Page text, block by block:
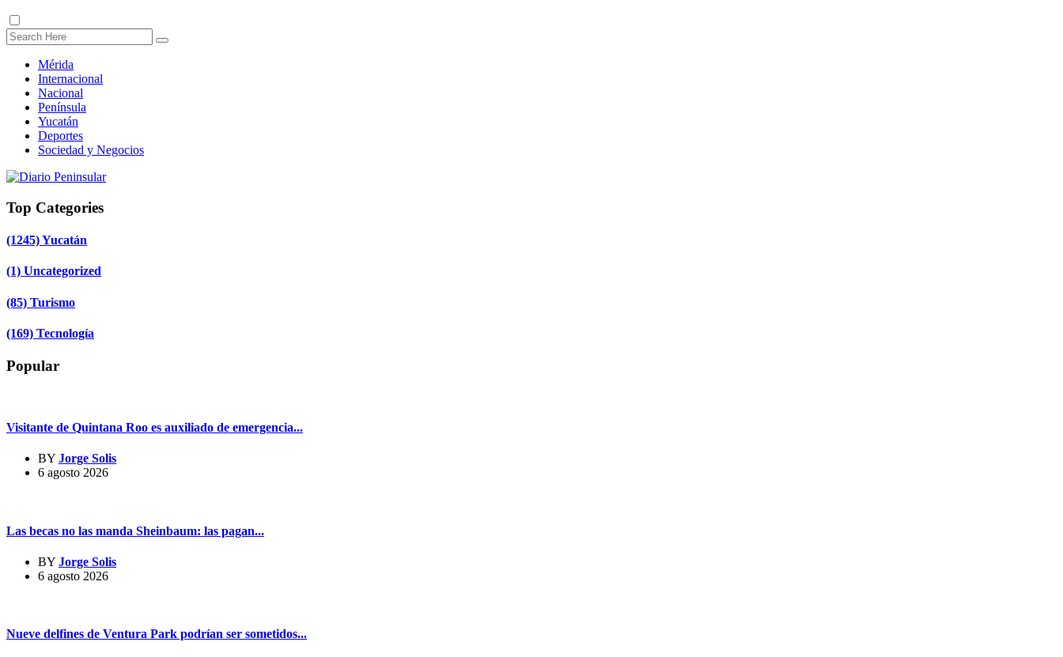
Mérida
Internacional
Nacional
Península
Yucatán
Deportes
Sociedad y Negocios
Top Categories
(1245)Yucatán
(1) Uncategorized
(85) Turismo
(169) Tecnología
Popular
Visitante de Quintana Roo es auxiliado de emergencia...
BY Jorge Solis
6 agosto 2026
Las becas no las manda Sheinbaum: las pagan...
BY Jorge Solis
6 agosto 2026
Nueve delfines de Ventura Park podrían ser sometidos...